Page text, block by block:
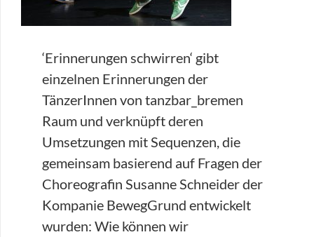
‘Erinnerungen schwirren‘ gibt
einzelnen Erinnerungen der
TänzerInnen von tanzbar_bremen
Raum und verknüpft deren
Umsetzungen mit Sequenzen, die
gemeinsam basierend auf Fragen der
Choreografin Susanne Schneider der
Kompanie BewegGrund entwickelt
wurden: Wie können wir